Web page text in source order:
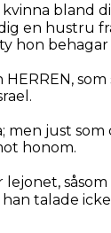
kvinna bland
en hustru
hon behagar
som
men just
honom.
lejonet,
talade